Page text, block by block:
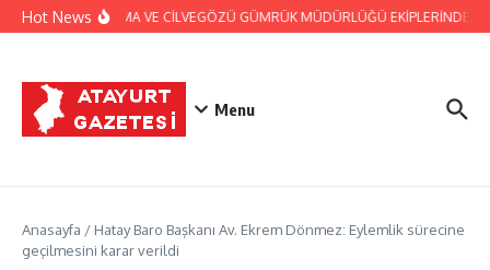
İçeriğe atla
Hot NewsJANDARMA VE CİLVEGÖZÜ GÜMRÜK MÜDÜRLÜĞÜ EKİPLERİNDEN
Menu
Anasayfa / Hatay Baro Başkanı Av. Ekrem Dönmez: Eylemlik sürecine
geçilmesini karar verildi